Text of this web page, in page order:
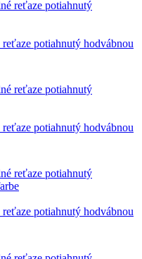
potiahnutý hodvábnou
potiahnutý hodvábnou
potiahnutý hodvábnou